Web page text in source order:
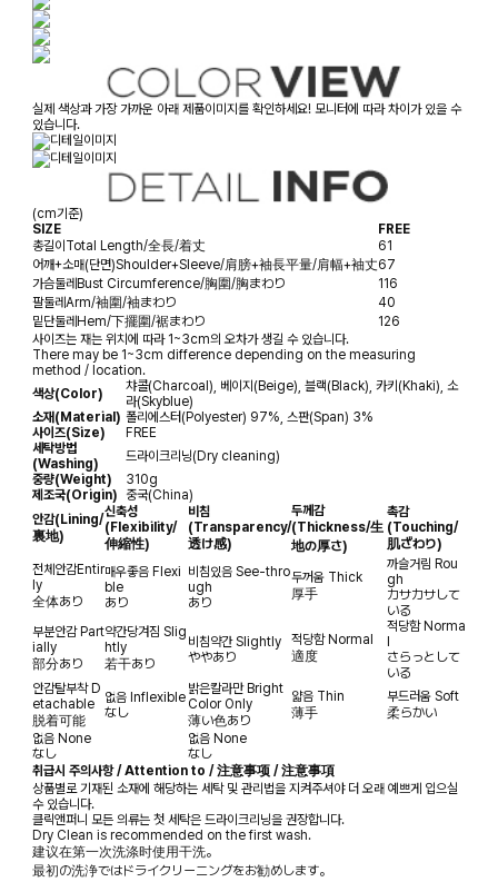
실제 색상과 가장 가까운 아래 제품이미지를 확인하세요! 모니터에 따라 차이가 있을 수
있습니다.
(cm기준)
SIZE
FREE
총길이Total Length/全長/着丈
61
어깨+소매(단면)Shoulder+Sleeve/肩膀+袖長平量/肩幅+袖丈67
가슴둘레Bust Circumference/胸圍/胸まわり
116
팔둘레Arm/袖圍/袖まわり
40
밑단둘레Hem/下擺圍/裾まわり
126
사이즈는 재는 위치에 따라 1~3cm의 오차가 생길 수 있습니다.
There may be 1~3cm difference depending on the measuring
method / location.
색상(Color)
챠콜(Charcoal), 베이지(Beige), 블랙(Black), 카키(Khaki), 소
라(Skyblue)
소재(Material) 폴리에스터(Polyester) 97%, 스판(Span) 3%
사이즈(Size)
FREE
세탁방법
(Washing)
드라이크리닝(Dry cleaning)
중량(Weight)
310g
제조국(Origin) 중국(China)
안감(Lining/
裏地)
신축성
(Flexibility/
伸縮性)
비침
(Transparency/
透け感)
두께감
(Thickness/生
地の厚さ)
촉감
(Touching/
肌ざわり)
전체안감Entir
ly
全体あり
매우좋음 Flexi
ble
あり
비침있음 See-thro
ugh
あり
두꺼움 Thick
厚手
까슬거림 Rou
gh
カサカサして
いる
부분안감 Part
ially
部分あり
약간당겨짐 Slig
htly
若干あり
비침약간Slightly
ややあり
적당함 Normal
適度
적당함 Norma
l
さらっとして
いる
안감탈부착 D
etachable
脱着可能
없음 Inflexible
なし
밝은칼라만 Bright
Color Only
薄い色あり
얇음 Thin
薄手
부드러움 Soft
柔らかい
없음 None
なし
없음 None
なし
취급시 주의사항 / Attention to / 注意事项 / 注意事項
상품별로 기재된 소재에 해당하는 세탁 및 관리법을 지켜주셔야 더 오래 예쁘게 입으실
수 있습니다.
클릭앤퍼니 모든 의류는 첫 세탁은 드라이크리닝을 권장합니다.
Dry Clean is recommended on the first wash.
建议在第一次洗涤时使用干洗。
最初の洗浄ではドライクリーニングをお勧めします。